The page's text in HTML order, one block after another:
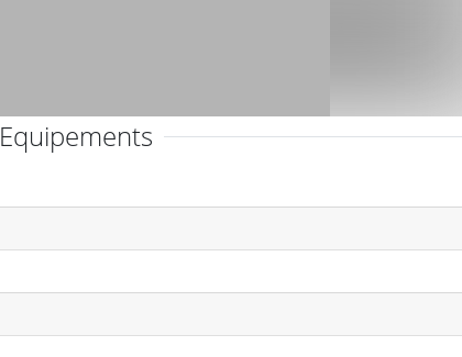
Equipements